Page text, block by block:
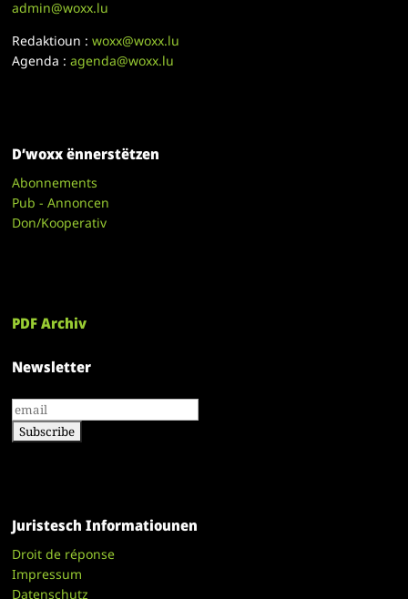
admin@woxx.lu
Redaktioun :woxx@woxx.lu
Agenda :agenda@woxx.lu
D’woxx ënnerstëtzen
Abonnements
Pub - Annoncen
Don/Kooperativ
PDF Archiv
Newsletter
Juristesch Informatiounen
Droit de réponse
Impressum
Datenschutz